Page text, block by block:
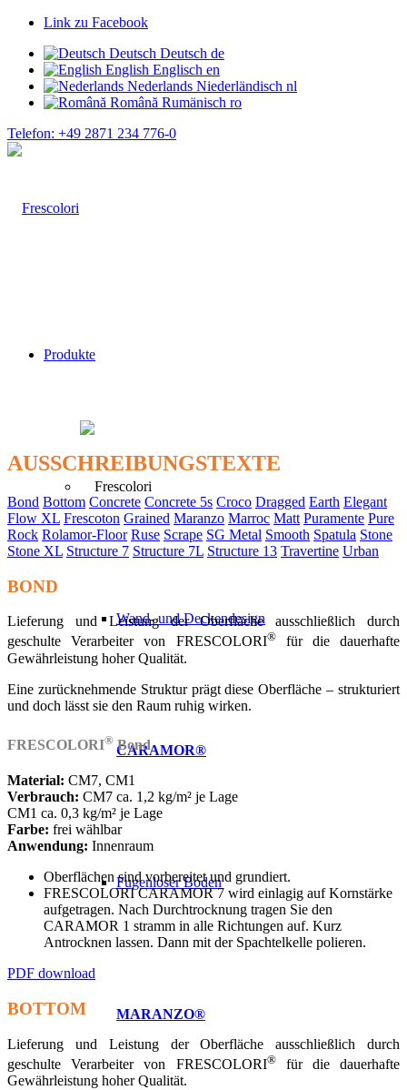
Link zu Facebook
Deutsch Deutsch de
English Englisch en
Nederlands Niederländisch nl
Română Rumänisch ro
Telefon: +49 2871 234 776-0
Produkte
Wand- und Deckendesign
CARAMOR®
Fugenloser Boden
MARANZO®
AUSSCHREIBUNGSTEXTE
Bond Bottom Concrete Concrete 5s Croco Dragged Earth Elegant
Flow XL Frescoton Grained Maranzo Marroc Matt Puramente Pure
Rock Rolamor-Floor Ruse Scrape SG Metal Smooth Spatula Stone
Stone XL Structure 7 Structure 7L Structure 13 Travertine Urban
BOND
Lieferung und Leistung der Oberfläche ausschließlich durch
geschulte Verarbeiter von FRESCOLORI®für die dauerhafte
Gewährleistung hoher Qualität.
Eine zurücknehmende Struktur prägt diese Oberfläche – strukturiert
und doch lässt sie den Raum ruhig wirken.
FRESCOLORI® Bond
Material: CM7, CM1
Verbrauch: CM7 ca. 1,2 kg/m² je Lage
CM1 ca. 0,3 kg/m² je Lage
Farbe: frei wählbar
Anwendung: Innenraum
Oberflächen sind vorbereitet und grundiert.
FRESCOLORI CARAMOR 7 wird einlagig auf Kornstärke
aufgetragen. Nach Durchtrocknung tragen Sie den
CARAMOR 1 stramm in alle Richtungen auf. Kurz
Antrocknen lassen. Dann mit der Spachtelkelle polieren.
PDF download
BOTTOM
Lieferung und Leistung der Oberfläche ausschließlich durch
geschulte Verarbeiter von FRESCOLORI®für die dauerhafte
Gewährleistung hoher Qualität.